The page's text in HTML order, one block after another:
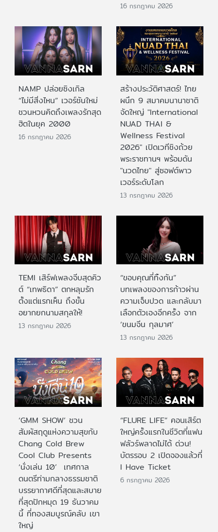
16 กรกฎาคม 2026
NAMP ปล่อยซิงเกิล
“ไม่มีสิ่งไหน” เวอร์ชันใหม่
ชวนหวนคิดถึงเพลงรักสุด
ฮิตในยุค 2000
16 กรกฎาคม 2026
สร้างประวัติศาสตร์! ไทย
ผนึก 9 สมาคมนานาชาติ
จัดใหญ่ "International
NUAD THAI &
Wellness Festival
2026" เปิดเวทีชิงถ้วย
พระราชทานฯ พร้อมดัน
"นวดไทย" สู่ซอฟต์พาว
เวอร์ระดับโลก
13 กรกฎาคม 2026
TEMI เสิร์ฟเพลงจีบสุดคิว
ต์ “เทพธิดา” ตกหลุมรัก
ตั้งแต่แรกเห็น ถึงขั้น
อยากยกนามสกุลให้!
13 กรกฎาคม 2026
“ขอบคุณที่ทิ้งกัน”
บทเพลงของการก้าวผ่าน
ความเจ็บปวด และกลับมา
เลือกตัวเองอีกครั้ง จาก
‘ขนมจีน กุลมาศ’
13 กรกฎาคม 2026
‘GMM SHOW’ ชวน
สัมผัสฤดูแห่งความสุขกับ
Chang Cold Brew
Cool Club Presents
‘นั่งเล่น 10’ เทศกาล
ดนตรีท่ามกลางธรรมชาติ
บรรยากาศดีที่สุดและสบาย
ที่สุดปักหมุด 19 ธันวาคม
นี้ ที่ทองสมบูรณ์คลับ เขา
ใหญ่
“FLURE LIFE” คอนเสิร์ต
ใหญ่ครั้งแรกในชีวิตที่แฟน
ฟลัวร์พลาดไม่ได้ ด่วน!
บัตรรอบ 2 เปิดจองแล้วที่
I Have Ticket
6 กรกฎาคม 2026